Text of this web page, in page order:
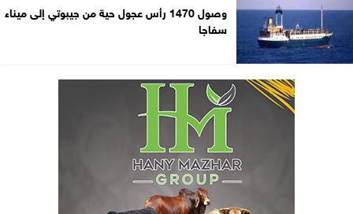
وصول 1470 رأس عجول حية من جيبوتي إلى ميناء
سفاجا